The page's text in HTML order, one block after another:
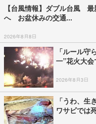
【台風情報】ダブル台風
へ お盆休みの交通...
2026年8月8日
「ルール守
一”花火大
2026年8月3日
「うわ、
ワサビでは